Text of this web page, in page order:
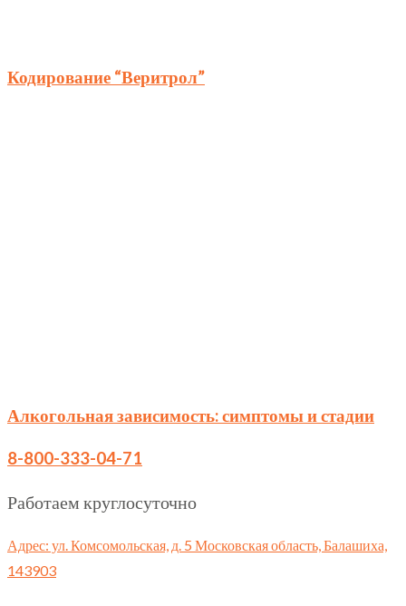
Кодирование “Веритрол”
Алкогольная зависимость: симптомы и стадии
8-800-333-04-71
Работаем круглосуточно
Адрес: ул. Комсомольская, д. 5 Московская область, Балашиха,
143903